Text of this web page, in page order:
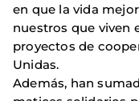
en que la vida
nuestros que viven
proyectos de
Unidas.
Además, han